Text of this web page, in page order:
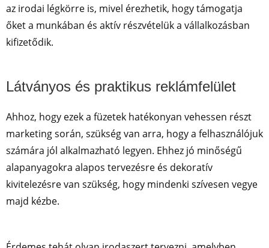
az irodai légkörre is, mivel érezhetik, hogy támogatja
őket a munkában és aktív részvételük a vállalkozásban
kifizetődik.
Látványos és praktikus reklámfelület
Ahhoz, hogy ezek a füzetek hatékonyan vehessen részt
marketing során, szükség van arra, hogy a felhasználójuk
számára jól alkalmazható legyen. Ehhez jó minőségű
alapanyagokra alapos tervezésre és dekoratív
kivitelezésre van szükség, hogy mindenki szívesen vegye
majd kézbe.